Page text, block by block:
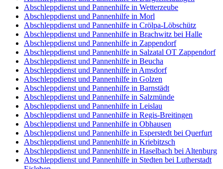
Abschleppdienst und Pannenhilfe in Wetterzeube
Abschleppdienst und Pannenhilfe in Morl
Abschleppdienst und Pannenhilfe in Crölpa-Löbschütz
Abschleppdienst und Pannenhilfe in Brachwitz bei Halle
Abschleppdienst und Pannenhilfe in Zappendorf
Abschleppdienst und Pannenhilfe in Salzatal OT Zappendorf
Abschleppdienst und Pannenhilfe in Beucha
Abschleppdienst und Pannenhilfe in Amsdorf
Abschleppdienst und Pannenhilfe in Golzen
Abschleppdienst und Pannenhilfe in Barnstädt
Abschleppdienst und Pannenhilfe in Salzmünde
Abschleppdienst und Pannenhilfe in Leislau
Abschleppdienst und Pannenhilfe in Regis-Breitingen
Abschleppdienst und Pannenhilfe in Obhausen
Abschleppdienst und Pannenhilfe in Esperstedt bei Querfurt
Abschleppdienst und Pannenhilfe in Kriebitzsch
Abschleppdienst und Pannenhilfe in Haselbach bei Altenburg
Abschleppdienst und Pannenhilfe in Stedten bei Lutherstadt